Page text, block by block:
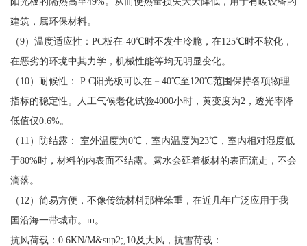
建筑，属环保材料。
（9）温度适应性：PC板在-40℃时不发生冷脆，在125℃时不软化，
在恶劣的环境中其力学，机械性能等均无明显变化。
（10）耐候性： P C阳光板可以在－40℃至120℃范围保持各项物理
指标的稳定性。人工气候老化试验4000小时，黄变度为2，透光率降
低值仅0.6%。
（11）防结露： 室外温度为0℃，室内温度为23℃，室内相对湿度低
于80%时，材料的内表面不结露。露水会延着板材的表面流走，不会
滴落。
（12）简易方便，不像传统材料那样笨重，在近几年广泛应用于我
国沿海一带城市。m。
抗风荷载：0.6KN/M&sup2;,10及大风，抗雪荷载：